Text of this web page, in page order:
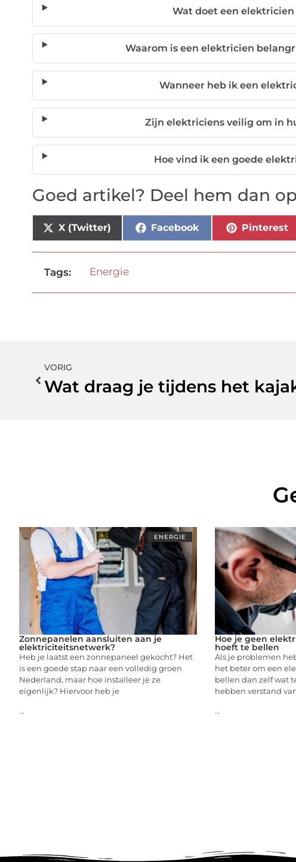
Wat doet een elektricien
Waarom is een elektricien
Wanneer heb ik een
Zijn elektriciens veilig om in
Hoe vind ik een goede
Goed artikel? Deel hem dan
X (Twitter) Facebook Pinterest
Tags: Energie
VORIG
Wat draag je tijdens het
ENERGIE
Zonnepanelen aansluiten aan je
elektriciteitsnetwerk?
Heb je laatst een zonnepaneel gekocht? Het
is een goede stap naar een volledig groen
Nederland, maar hoe installeer je ze
eigenlijk? Hiervoor heb je
...
Hoe je geen
hoeft te bellen
Als je problemen
het beter om een
bellen dan zelf wat
hebben verstand
...